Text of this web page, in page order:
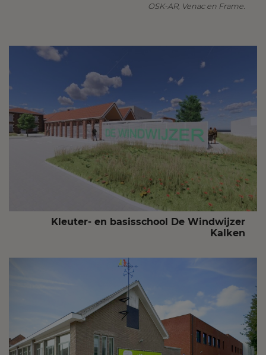
OSK-AR, Venac en Frame.
Kleuter- en basisschool De Windwijzer
Kalken